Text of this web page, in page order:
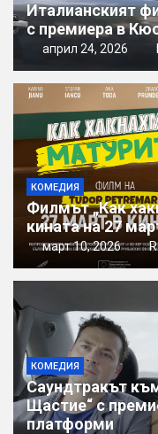
Италианският
с премиера в
април 24, 2026
КОМЕДИЯ
Филмът „Как
кината на 27
март 10, 2026
КОМЕДИЯ
Саундтракът
Щастие“ с
платформи